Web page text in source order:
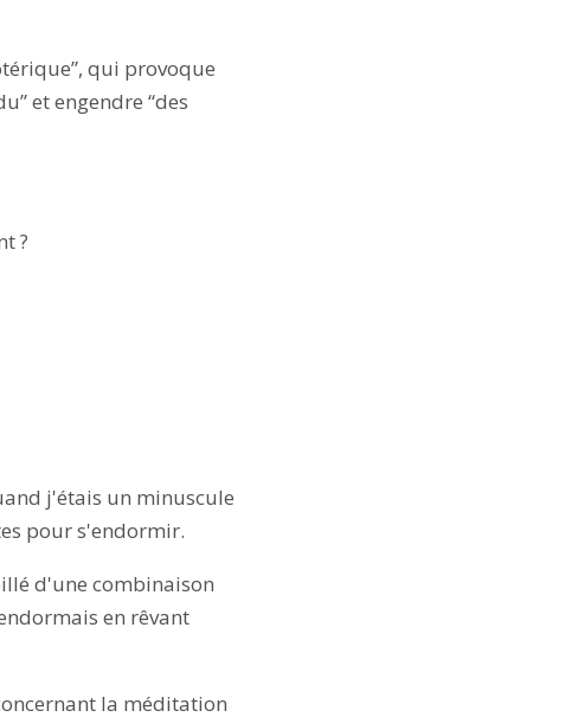
qui provoque
et engendre “des
?
j'étais un minuscule
pour s'endormir.
d'une combinaison
en rêvant
la méditation